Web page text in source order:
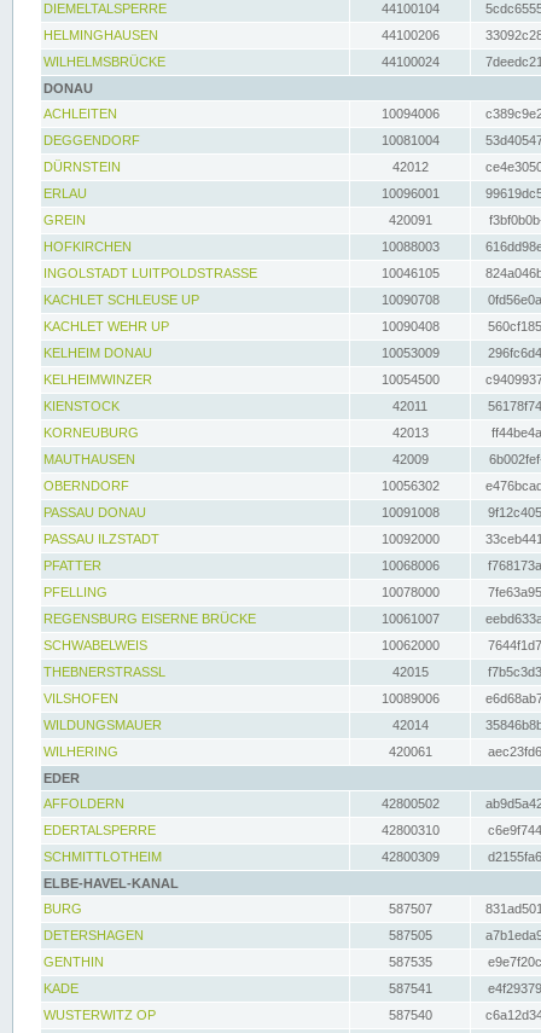
DIEMELTALSPERRE
44100104
HELMINGHAUSEN
44100206
WILHELMSBRÜCKE
44100024
DONAU
ACHLEITEN
10094006
DEGGENDORF
10081004
DÜRNSTEIN
42012
ERLAU
10096001
GREIN
420091
HOFKIRCHEN
10088003
INGOLSTADT LUITPOLDSTRASSE
10046105
KACHLET SCHLEUSE UP
10090708
KACHLET WEHR UP
10090408
KELHEIM DONAU
10053009
KELHEIMWINZER
10054500
KIENSTOCK
42011
KORNEUBURG
42013
MAUTHAUSEN
42009
OBERNDORF
10056302
PASSAU DONAU
10091008
PASSAU ILZSTADT
10092000
PFATTER
10068006
PFELLING
10078000
REGENSBURG EISERNE BRÜCKE
10061007
SCHWABELWEIS
10062000
THEBNERSTRASSL
42015
VILSHOFEN
10089006
WILDUNGSMAUER
42014
WILHERING
420061
EDER
AFFOLDERN
42800502
EDERTALSPERRE
42800310
SCHMITTLOTHEIM
42800309
ELBE-HAVEL-KANAL
BURG
587507
DETERSHAGEN
587505
GENTHIN
587535
KADE
587541
WUSTERWITZ OP
587540